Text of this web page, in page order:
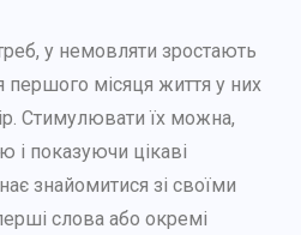
у немовляти зростають
першого місяця життя у них
Стимулювати їх можна,
показуючи цікаві
знайомитися зі своїми
слова або окремі